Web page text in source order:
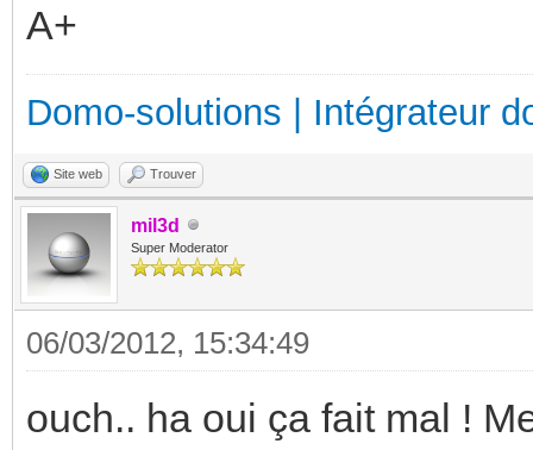
A+
Domo-solutions | Intégrateur
Site web Trouver
mil3d
Super Moderator
06/03/2012, 15:34:49
ouch.. ha oui ça fait mal !